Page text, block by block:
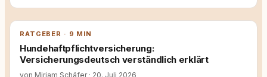
RATGEBER · 9 MIN
Hundehaftpflichtversicherung:
Versicherungsdeutsch verständlich erklärt
von Miriam Schäfer · 20. Juli 2026